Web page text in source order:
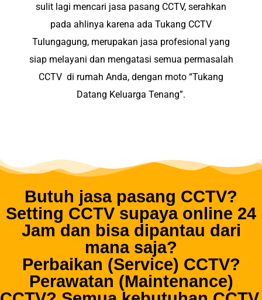
sulit lagi mencari jasa pasang CCTV, serahkan
pada ahlinya karena ada Tukang CCTV
Tulungagung, merupakan jasa profesional yang
siap melayani dan mengatasi semua permasalah
CCTV di rumah Anda, dengan moto “Tukang
Datang Keluarga Tenang”.
Butuh jasa pasang CCTV?
Setting CCTV supaya online 24
Jam dan bisa dipantau dari
mana saja?
Perbaikan (Service) CCTV?
Perawatan (Maintenance)